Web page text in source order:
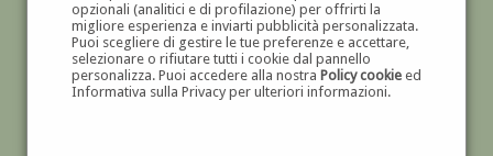
opzionali (analitici e di profilazione) per offrirti la
migliore esperienza e inviarti pubblicità personalizzata.
Puoi scegliere di gestire le tue preferenze e accettare,
selezionare o rifiutare tutti i cookie dal pannello
personalizza. Puoi accedere alla nostra Policy cookieed
Informativa sulla Privacy per ulteriori informazioni.